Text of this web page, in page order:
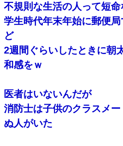
不規則な生活の人って短
学生時代年末年始に郵便
ど
2週間ぐらいしたときに朝
和感をｗ
医者はいないんだが
消防士は子供のクラスメ
ぬ人がいた